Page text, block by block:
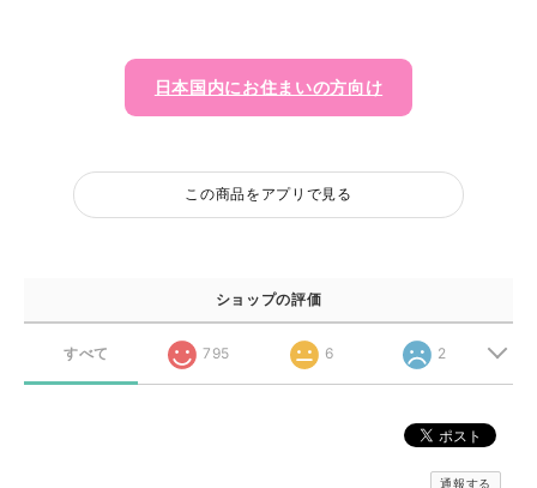
日本国内にお住まいの方向け
この商品をアプリで見る
ショップの評価
すべて 795 6 2
通報する